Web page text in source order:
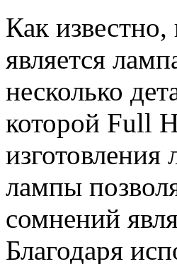
Как
является
несколько
которой Full
лампы
сомнений
Благодаря